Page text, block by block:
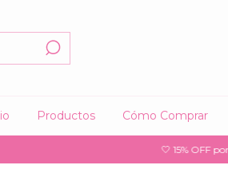
Productos Cómo Comprar
🤍 15% OFF por transferencia